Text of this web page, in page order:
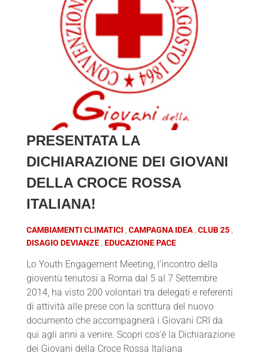
PRESENTATA LA
DICHIARAZIONE DEI GIOVANI
DELLA CROCE ROSSA
ITALIANA!
CAMBIAMENTI CLIMATICI CAMPAGNA IDEA CLUB 25
DISAGIO DEVIANZE EDUCAZIONE PACE
Lo Youth Engagement Meeting, l'incontro della
gioventù tenutosi a Roma dal 5 al 7 Settembre
2014, ha visto 200 volontari tra delegati e referenti
di attività alle prese con la scrittura del nuovo
documento che accompagnerà i Giovani CRI da
qui agli anni a venire. Scopri cos'è la Dichiarazione
dei Giovani della Croce Rossa Italiana